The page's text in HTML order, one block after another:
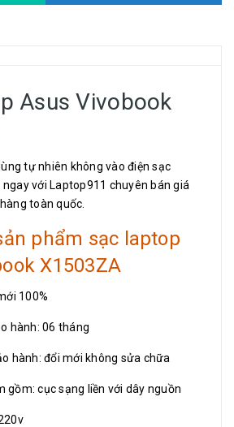
Asus Vivobook
tự nhiên không vào điện sạc
ngay với Laptop911 chuyên bán giá
toàn quốc.
phẩm sạc laptop
X1503ZA
100%
hành: 06 tháng
hành: đổi mới không sửa chữa
gồm: cục sạng liền với dây nguồn